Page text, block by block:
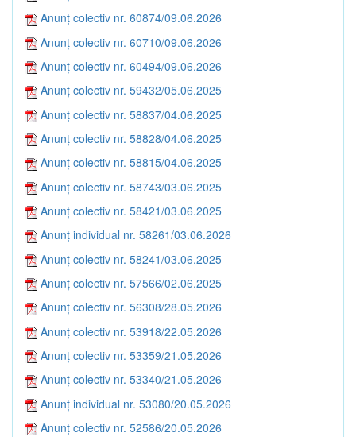
Anunț colectiv nr. 60874/09.06.2026
Anunț colectiv nr. 60710/09.06.2026
Anunț colectiv nr. 60494/09.06.2026
Anunț colectiv nr. 59432/05.06.2025
Anunț colectiv nr. 58837/04.06.2025
Anunț colectiv nr. 58828/04.06.2025
Anunț colectiv nr. 58815/04.06.2025
Anunț colectiv nr. 58743/03.06.2025
Anunț colectiv nr. 58421/03.06.2025
Anunț individual nr. 58261/03.06.2026
Anunț colectiv nr. 58241/03.06.2025
Anunț colectiv nr. 57566/02.06.2025
Anunț colectiv nr. 56308/28.05.2026
Anunț colectiv nr. 53918/22.05.2026
Anunț colectiv nr. 53359/21.05.2026
Anunț colectiv nr. 53340/21.05.2026
Anunț individual nr. 53080/20.05.2026
Anunț colectiv nr. 52586/20.05.2026